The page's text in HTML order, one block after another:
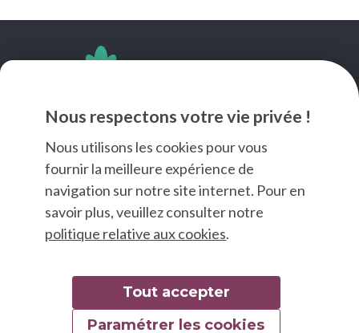
Nous respectons votre vie privée !
Nous utilisons les cookies pour vous
fournir la meilleure expérience de
navigation sur notre site internet. Pour en
savoir plus, veuillez consulter notre
politique relative aux cookies.
Tout accepter
Paramétrer les cookies